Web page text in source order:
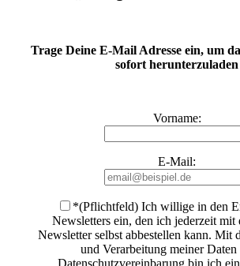
Trage Deine E-Mail Adresse ein, um
sofort herunterzuladen
Vorname:
E-Mail:
*(Pflichtfeld) Ich willige in den
Newsletters ein, den ich jederzeit
Newsletter selbst abbestellen kann. Mit
und Verarbeitung meiner Daten
Datenschutzvereinbarung bin ich